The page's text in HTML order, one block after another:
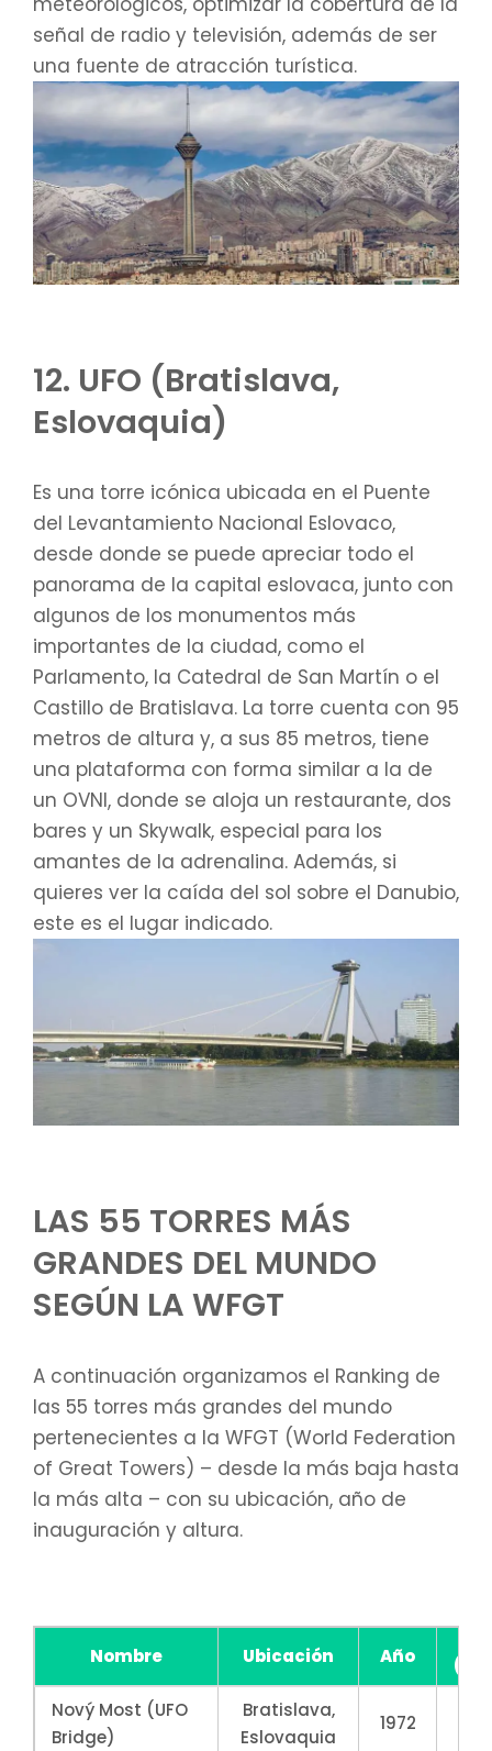
señal de radio y televisión, además de ser
una fuente de atracción turística.
12. UFO (Bratislava,
Eslovaquia)
Es una torre icónica ubicada en el Puente
del Levantamiento Nacional Eslovaco,
desde donde se puede apreciar todo el
panorama de la capital eslovaca, junto con
algunos de los monumentos más
importantes de la ciudad, como el
Parlamento, la Catedral de San Martín o el
Castillo de Bratislava. La torre cuenta con 95
metros de altura y, a sus 85 metros, tiene
una plataforma con forma similar a la de
un OVNI, donde se aloja un restaurante, dos
bares y un Skywalk, especial para los
amantes de la adrenalina. Además, si
quieres ver la caída del sol sobre el Danubio,
este es el lugar indicado.
LAS 55 TORRES MÁS
GRANDES DEL MUNDO
SEGÚN LA WFGT
A continuación organizamos el Ranking de
las 55 torres más grandes del mundo
pertenecientes a la WFGT (World Federation
of Great Towers) – desde la más baja hasta
la más alta – con su ubicación, año de
inauguración y altura.
Nombre Ubicación Año
Nový Most (UFO
Bridge)
Bratislava,
Eslovaquia
1972